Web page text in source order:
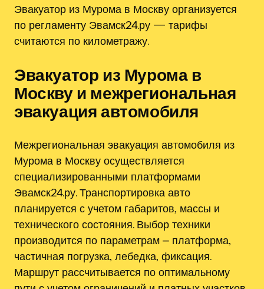
Эвакуатор из Мурома в Москву организуется
по регламенту Эвамск24.ру — тарифы
считаются по километражу.
Эвакуатор из Мурома в
Москву и межрегиональная
эвакуация автомобиля
Межрегиональная эвакуация автомобиля из
Мурома в Москву осуществляется
специализированными платформами
Эвамск24.ру. Транспортировка авто
планируется с учетом габаритов‚ массы и
технического состояния. Выбор техники
производится по параметрам ⎼ платформа‚
частичная погрузка‚ лебедка‚ фиксация.
Маршрут рассчитывается по оптимальному